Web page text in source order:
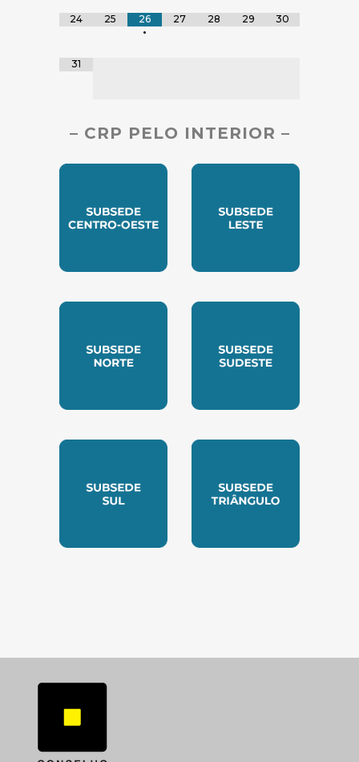
24 25
26
•
27 28 29 30
31
– CRP PELO INTERIOR –